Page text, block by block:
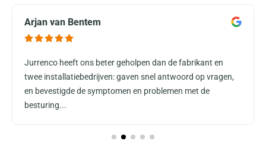
Arjan van Bentem
Jurrenco heeft ons beter geholpen dan de fabrikant en
twee installatiebedrijven: gaven snel antwoord op vragen,
en bevestigde de symptomen en problemen met de
besturing...